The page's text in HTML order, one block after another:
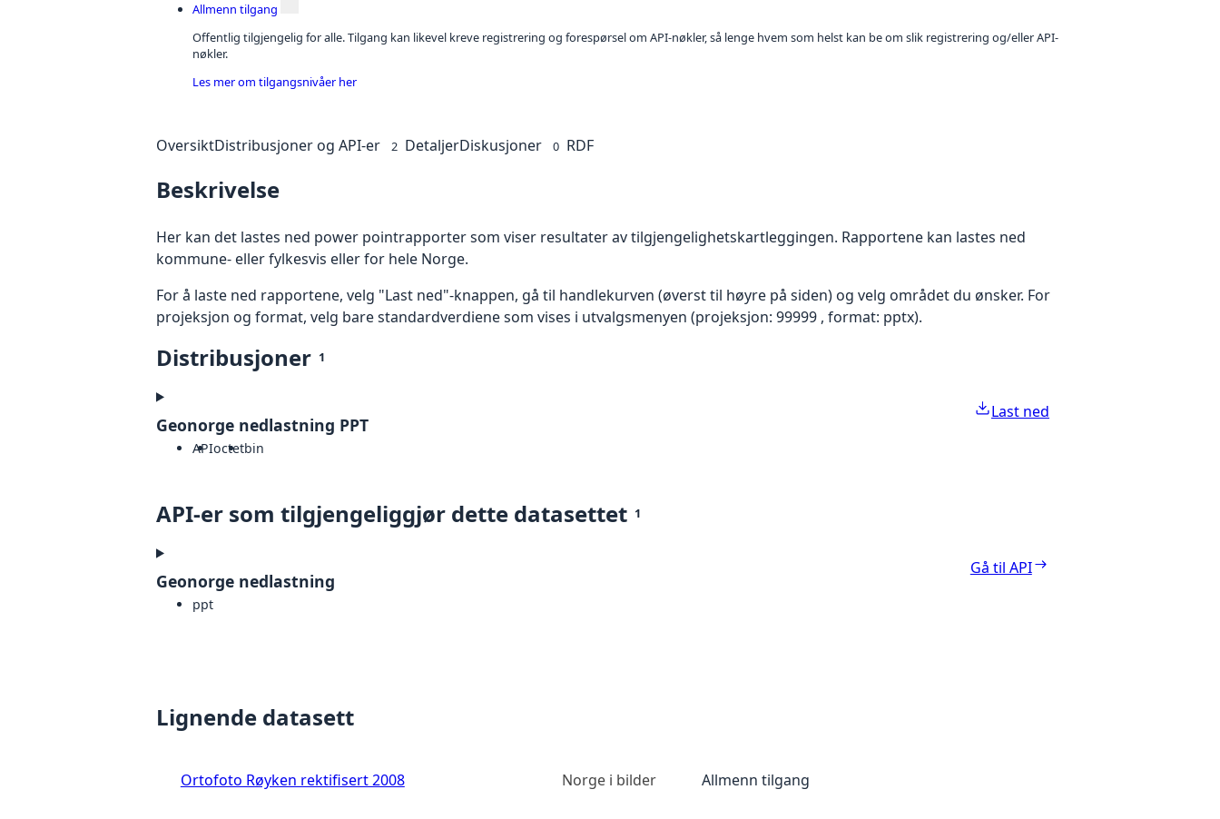
Allmenn tilgang
Offentlig tilgjengelig for alle. Tilgang kan likevel kreve registrering og forespørsel om API-nøkler, så lenge hvem som helst kan be om slik registrering og/eller API-
nøkler.
Les mer om tilgangsnivåer her
OversiktDistribusjoner og API-er 2 DetaljerDiskusjoner 0 RDF
Beskrivelse
Her kan det lastes ned power pointrapporter som viser resultater av tilgjengelighetskartleggingen. Rapportene kan lastes ned
kommune- eller fylkesvis eller for hele Norge.
For å laste ned rapportene, velg "Last ned"-knappen, gå til handlekurven (øverst til høyre på siden) og velg området du ønsker. For
projeksjon og format, velg bare standardverdiene som vises i utvalgsmenyen (projeksjon: 99999 , format: pptx).
Distribusjoner 1
Geonorge nedlastning PPT
APIoctetbin
Last ned
API-er som tilgjengeliggjør dette datasettet 1
Geonorge nedlastning
ppt
Gå til API
Lignende datasett
Ortofoto Røyken rektifisert 2008 Norge i bilder Allmenn tilgang